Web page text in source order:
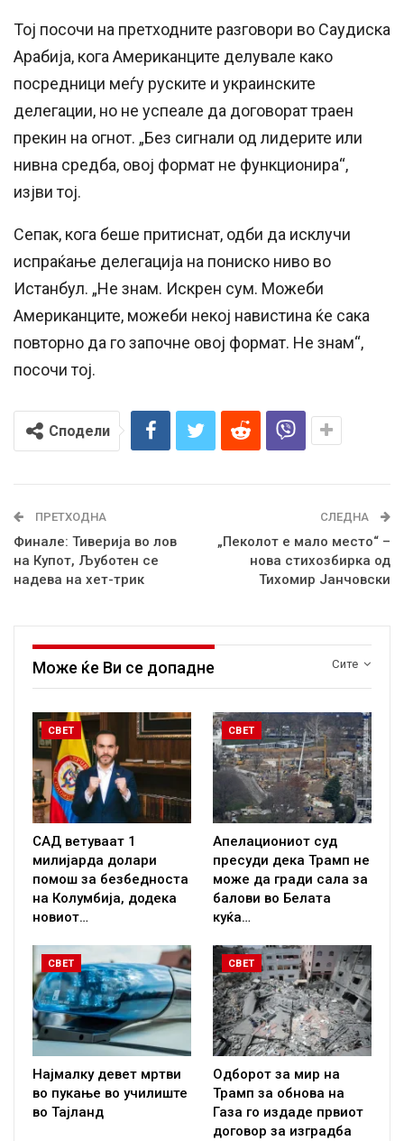
Тој посочи на претходните разговори во Саудиска
Арабија, кога Американците делувале како
посредници меѓу руските и украинските
делегации, но не успеале да договорат траен
прекин на огнот. „Без сигнали од лидерите или
нивна средба, овој формат не функционира“,
изјви тој.
Сепак, кога беше притиснат, одби да исклучи
испраќање делегација на пониско ниво во
Истанбул. „Не знам. Искрен сум. Можеби
Американците, можеби некој навистина ќе сака
повторно да го започне овој формат. Не знам“,
посочи тој.
Сподели
ПРЕТХОДНА
Финале: Тиверија во лов
на Купот, Љуботен се
надева на хет-трик
СЛЕДНА
„Пеколот е мало место“ –
нова стихозбирка од
Тихомир Јанчовски
Сите
Може ќе Ви се допадне
СВЕТ
САД ветуваат 1
милијарда долари
помош за безбедноста
на Колумбија, додека
новиот…
СВЕТ
Апелациониот суд
пресуди дека Трамп не
може да гради сала за
балови во Белата
куќа…
СВЕТ
Најмалку девет мртви
во пукање во училиште
во Тајланд
СВЕТ
Одборот за мир на
Трамп за обнова на
Газа го издаде првиот
договор за изградба